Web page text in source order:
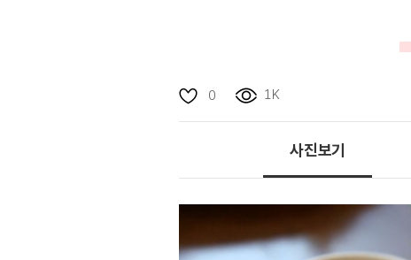
0 1K
사진보기